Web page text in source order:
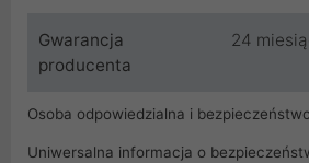
Gwarancja
producenta
24
Osoba odpowiedzialna i bezpieczeństwo
Uniwersalna informacja o